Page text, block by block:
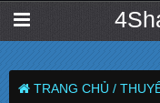
TRANG CHỦ /